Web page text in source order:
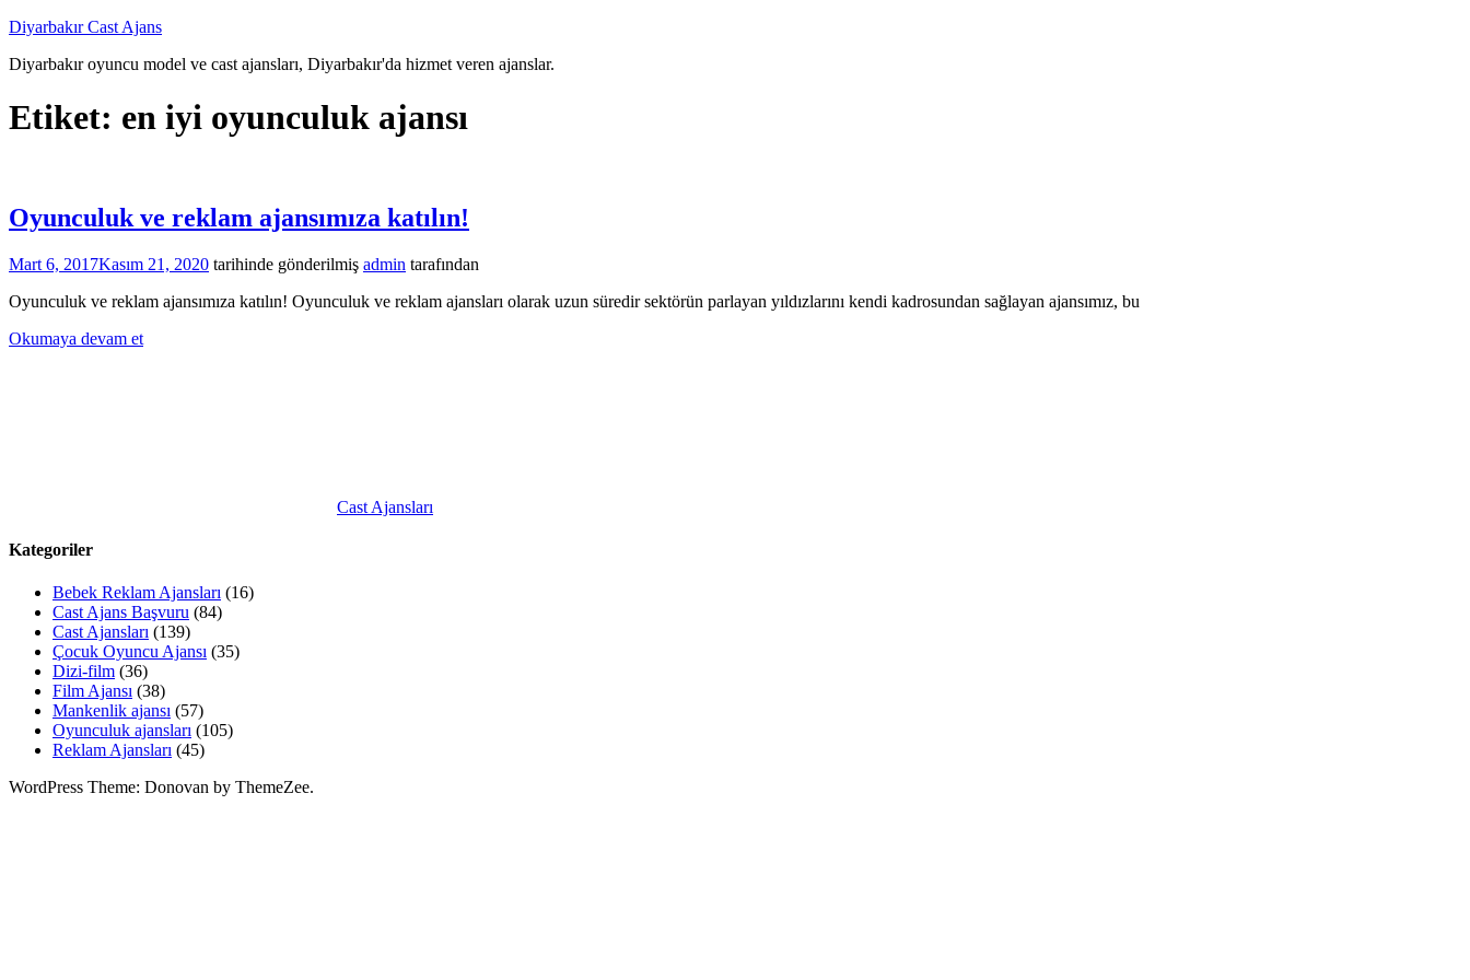
İçeriğe
Diyarbakır Cast Ajans
Diyarbakır oyuncu model ve cast ajansları, Diyarbakır'da hizmet veren ajanslar.
Etiket: en iyi oyunculuk ajansı
Oyunculuk ve reklam ajansımıza katılın!
Mart 6, 2017Kasım 21, 2020 tarihinde gönderilmiş admin tarafından
Oyunculuk ve reklam ajansımıza katılın! Oyunculuk ve reklam ajansları olarak uzun süredir sektörün parlayan yıldızlarını kendi kadrosundan sağlayan ajansımız, bu
Okumaya devam et
Cast Ajansları
Kategoriler
Bebek Reklam Ajansları (16)
Cast Ajans Başvuru (84)
Cast Ajansları (139)
Çocuk Oyuncu Ajansı (35)
Dizi-film (36)
Film Ajansı (38)
Mankenlik ajansı (57)
Oyunculuk ajansları (105)
Reklam Ajansları (45)
WordPress Theme: Donovan by ThemeZee.